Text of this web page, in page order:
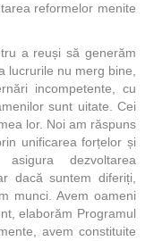
reformelor menite
a reuși să generăm
lucrurile nu merg bine,
incompetente, cu
sunt uitate. Cei
lor. Noi am răspuns
unificarea forțelor și
dezvoltarea
dacă suntem diferiți,
munci. Avem oameni
elaborăm Programul
avem constituite